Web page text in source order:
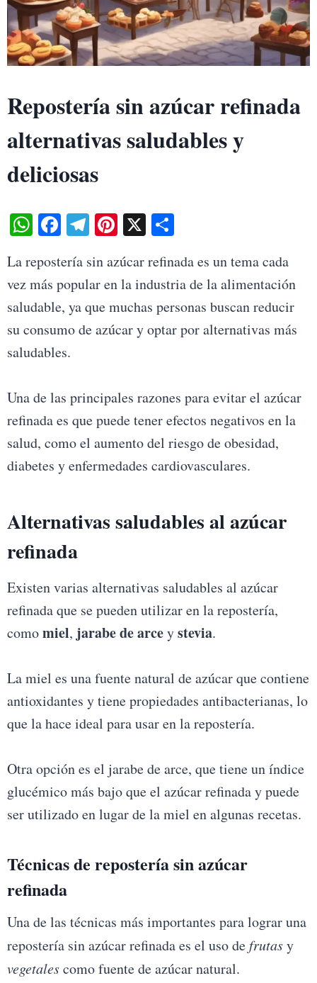
Repostería sin azúcar refinada
alternativas saludables y
deliciosas
W
ts
A
pp
Fa
bo
ok
Te
gr
a
m
Pi
er
es
t
X S
re
La repostería sin azúcar refinada es un tema cada
vez más popular en la industria de la alimentación
saludable, ya que muchas personas buscan reducir
su consumo de azúcar y optar por alternativas más
saludables.
Una de las principales razones para evitar el azúcar
refinada es que puede tener efectos negativos en la
salud, como el aumento del riesgo de obesidad,
diabetes y enfermedades cardiovasculares.
Alternativas saludables al azúcar
refinada
Existen varias alternativas saludables al azúcar
refinada que se pueden utilizar en la repostería,
comomiel, jarabe de arceystevia.
La miel es una fuente natural de azúcar que contiene
antioxidantes y tiene propiedades antibacterianas, lo
que la hace ideal para usar en la repostería.
Otra opción es el jarabe de arce, que tiene un índice
glucémico más bajo que el azúcar refinada y puede
ser utilizado en lugar de la miel en algunas recetas.
Técnicas de repostería sin azúcar
refinada
Una de las técnicas más importantes para lograr una
repostería sin azúcar refinada es el uso defrutasy
vegetalescomo fuente de azúcar natural.